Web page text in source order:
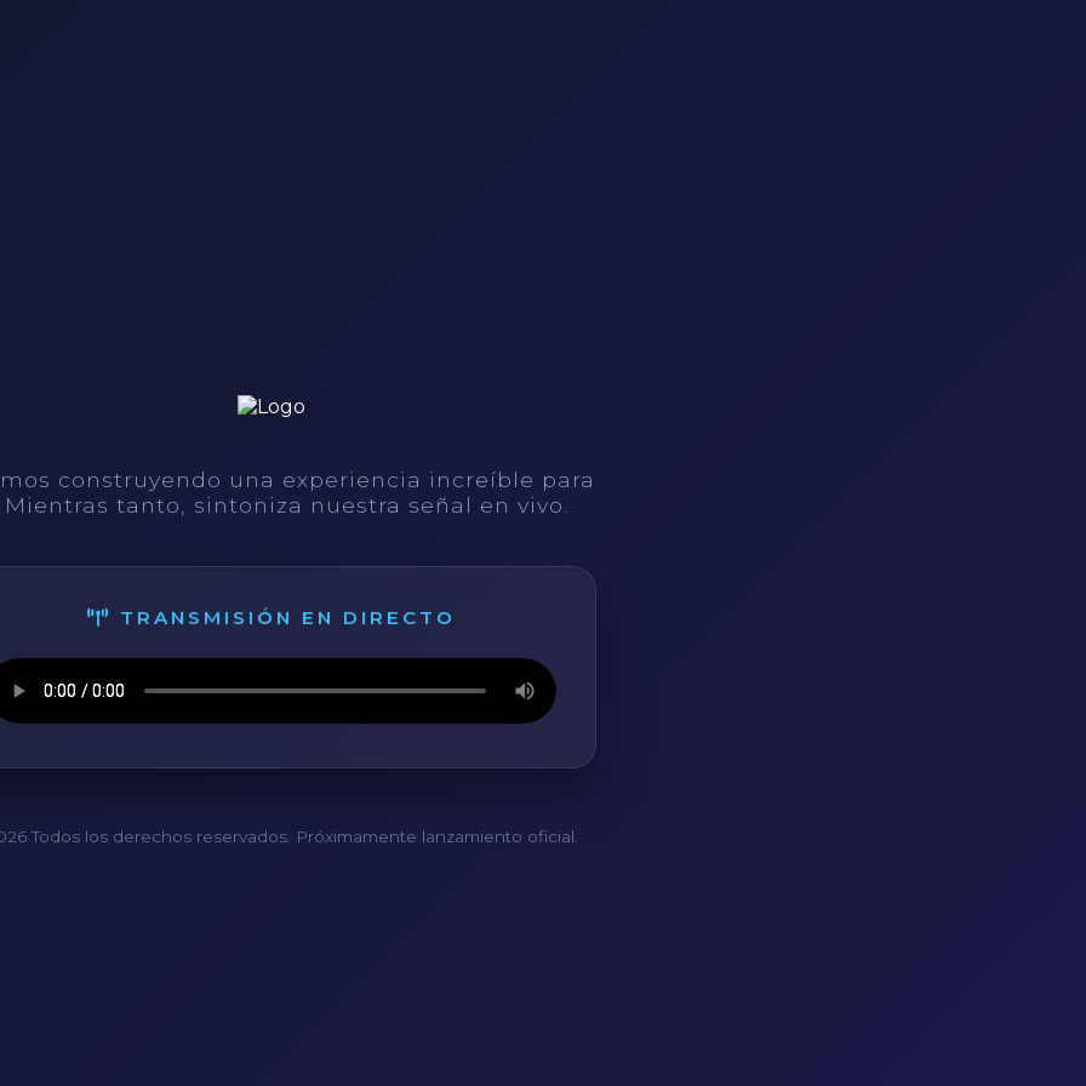
construyendo una experiencia increíble para
tanto, sintoniza nuestra señal en vivo.
TRANSMISIÓN EN DIRECTO
Todos los derechos reservados. Próximamente lanzamiento oficial.